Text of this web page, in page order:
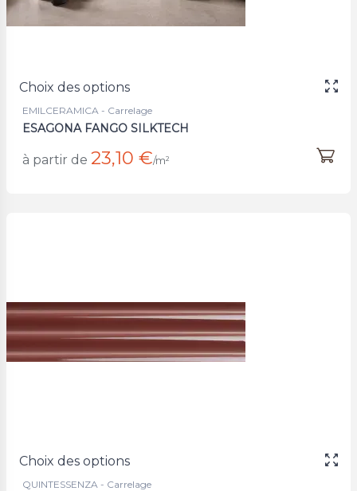
Choix des options
EMILCERAMICA - Carrelage
ESAGONA FANGO SILKTECH
à partir de 23,10 €/m²
Choix des options
QUINTESSENZA - Carrelage